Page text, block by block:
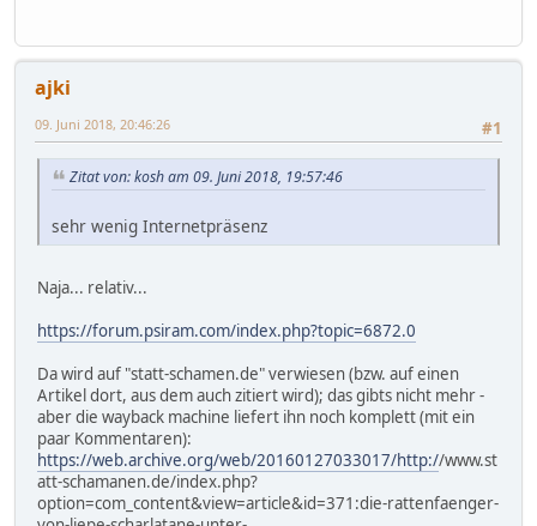
ajki
#1
09. Juni 2018, 20:46:26
Zitat von: kosh am 09. Juni 2018, 19:57:46
sehr wenig Internetpräsenz
Naja... relativ...
https://forum.psiram.com/index.php?topic=6872.0
Da wird auf "statt-schamen.de" verwiesen (bzw. auf einen
Artikel dort, aus dem auch zitiert wird); das gibts nicht mehr -
aber die wayback machine liefert ihn noch komplett (mit ein
paar Kommentaren):
https://web.archive.org/web/20160127033017/http://www.st
att-schamanen.de/index.php?
option=com_content&view=article&id=371:die-rattenfaenger-